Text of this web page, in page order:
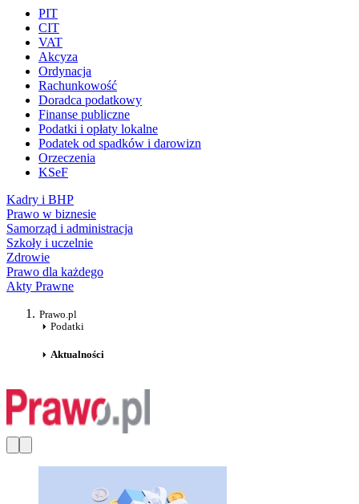
PIT
CIT
VAT
Akcyza
Ordynacja
Rachunkowość
Doradca podatkowy
Finanse publiczne
Podatki i opłaty lokalne
Podatek od spadków i darowizn
Orzeczenia
KSeF
Kadry i BHP
Prawo w biznesie
Samorząd i administracja
Szkoły i uczelnie
Zdrowie
Prawo dla każdego
Akty Prawne
Prawo.pl
Podatki
Aktualności